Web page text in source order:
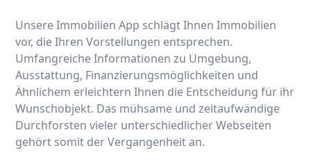
Unsere Immobilien App schlägt Ihnen Immobilien
vor, die Ihren Vorstellungen entsprechen.
Umfangreiche Informationen zu Umgebung,
Ausstattung, Finanzierungsmöglichkeiten und
Ähnlichem erleichtern Ihnen die Entscheidung für ihr
Wunschobjekt. Das mühsame und zeitaufwändige
Durchforsten vieler unterschiedlicher Webseiten
gehört somit der Vergangenheit an.